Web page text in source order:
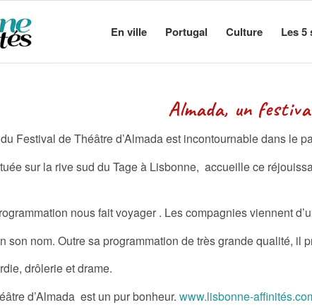
En ville Portugal Culture Les 5
un festival de théâtre
Festival de Théâtre d’Almada est incontournable dans le
sur la rive sud du Tage à Lisbonne, accueille ce
nous fait voyager . Les compagnies viennent
son nom. Outre sa programmation de très grande qualité,
drôlerie et drame.
d’Almada est un pur bonheur. www.lisbonne-